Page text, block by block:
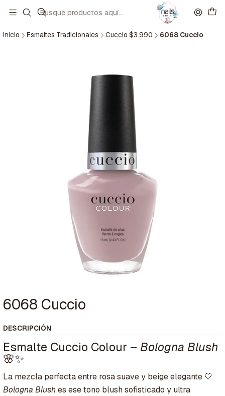
Inicio Esmaltes Tradicionales Cuccio $3.990 6068 Cuccio
6068 Cuccio
DESCRIPCIÓN
Esmalte Cuccio Colour – Bologna Blush
🌸✨
La mezcla perfecta entre rosa suave y beige elegante 🤍
Bologna Blushes ese tono blush sofisticado y ultra